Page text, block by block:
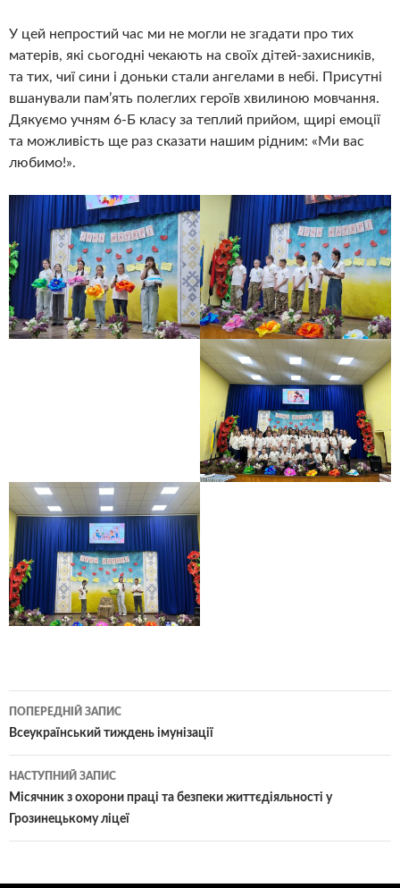
У цей непростий час ми не могли не згадати про тих
матерів, які сьогодні чекають на своїх дітей-захисників,
та тих, чиї сини і доньки стали ангелами в небі. Присутні
вшанували пам’ять полеглих героїв хвилиною мовчання.
Дякуємо учням 6-Б класу за теплий прийом, щирі емоції
та можливість ще раз сказати нашим рідним: «Ми вас
любимо!».
Навігація
по
записам
ПОПЕРЕДНІЙ ЗАПИС
Всеукраїнський тиждень імунізації
НАСТУПНИЙ ЗАПИС
Місячник з охорони праці та безпеки життєдіяльності у
Грозинецькому ліцеї